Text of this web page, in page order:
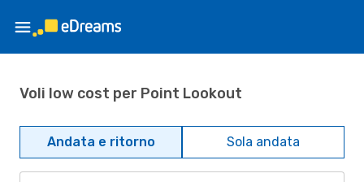
Voli low cost per Point Lookout
Andata e ritorno Sola andata